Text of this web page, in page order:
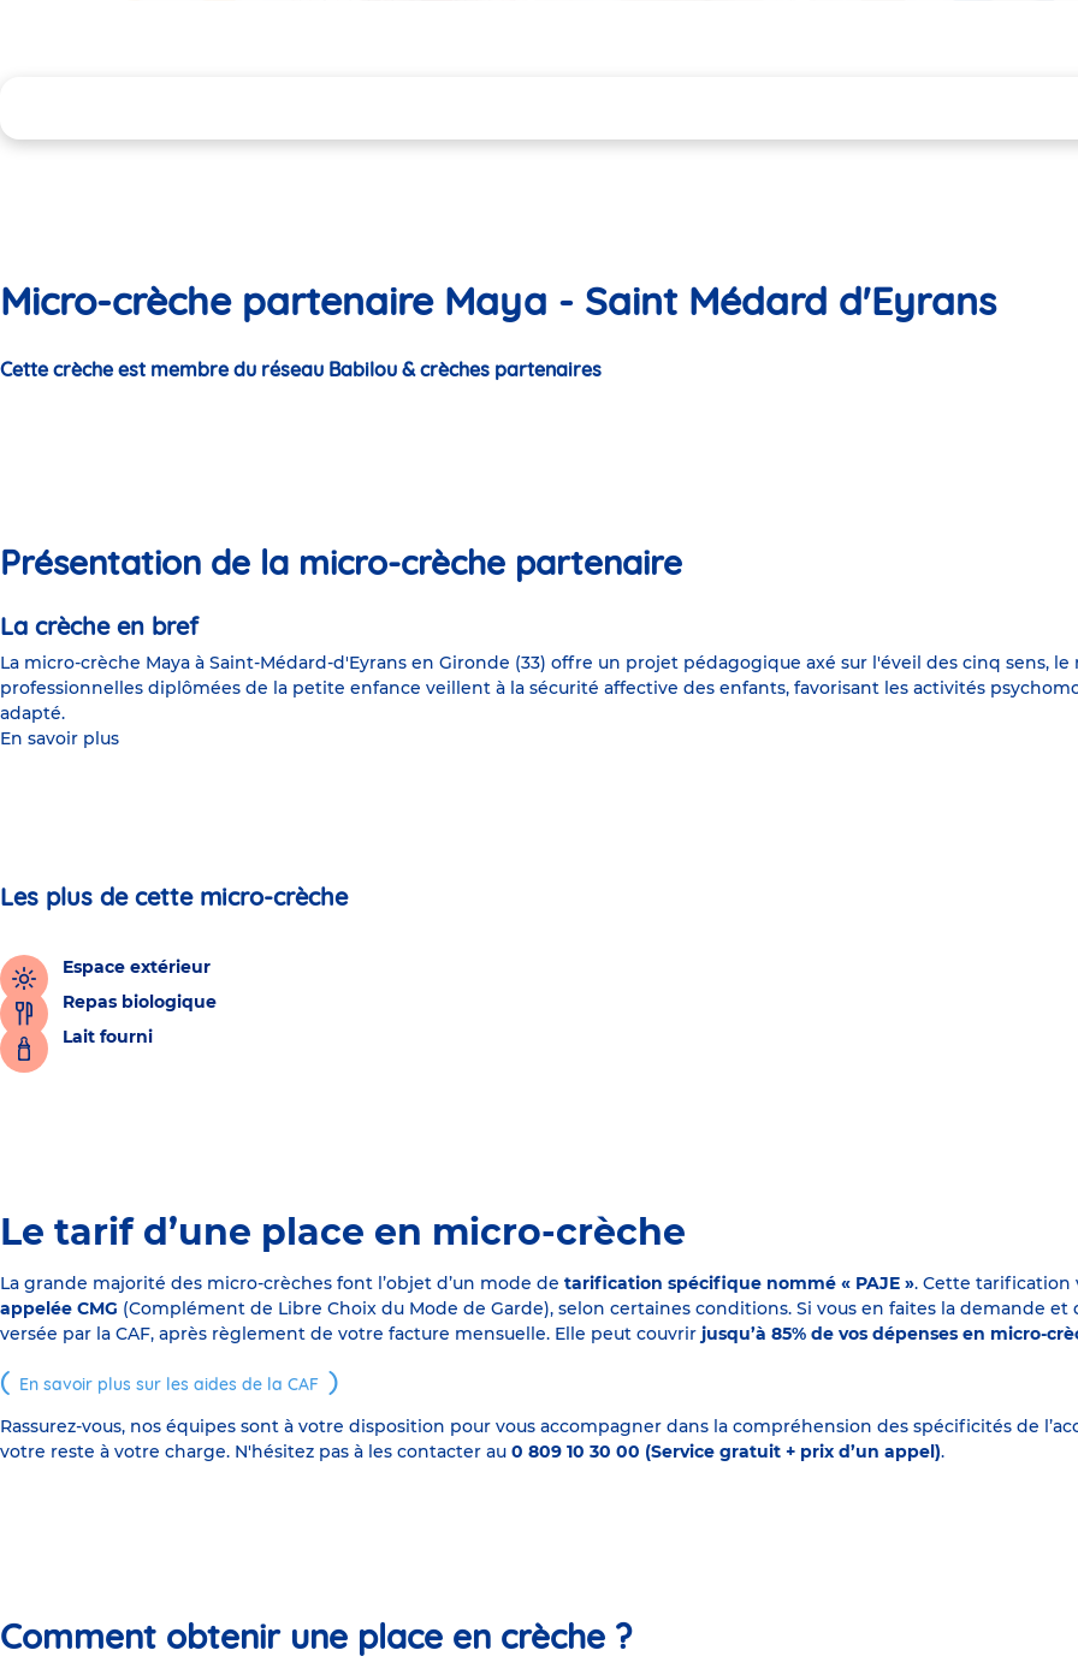
Micro-crèche partenaire Maya - Saint Médard d'Eyrans
Cette crèche est membre du réseau Babilou & crèches partenaires
Présentation de la micro-crèche partenaire
La crèche en bref
La micro-crèche Maya à Saint-Médard-d'Eyrans en Gironde (33) offre un projet pédagogique axé sur l'éveil des cinq sens,
professionnelles diplômées de la petite enfance veillent à la sécurité affective des enfants, favorisant les activités
adapté.
En savoir plus
Les plus de cette micro-crèche
Espace extérieur
Repas biologique
Lait fourni
Le tarif d’une place en micro-crèche
La grande majorité des micro-crèches font l’objet d’un mode de tarification spécifique nommé « PAJE ». Cette tarification
appelée CMG (Complément de Libre Choix du Mode de Garde), selon certaines conditions. Si vous en faites la demande
versée par la CAF, après règlement de votre facture mensuelle. Elle peut couvrir jusqu’à 85% de vos dépenses en micro-
En savoir plus sur les aides de la CAF
Rassurez-vous, nos équipes sont à votre disposition pour vous accompagner dans la compréhension des spécificités de
votre reste à votre charge. N'hésitez pas à les contacter au 0 809 10 30 00 (Service gratuit + prix d’un appel).
Comment obtenir une place en crèche ?